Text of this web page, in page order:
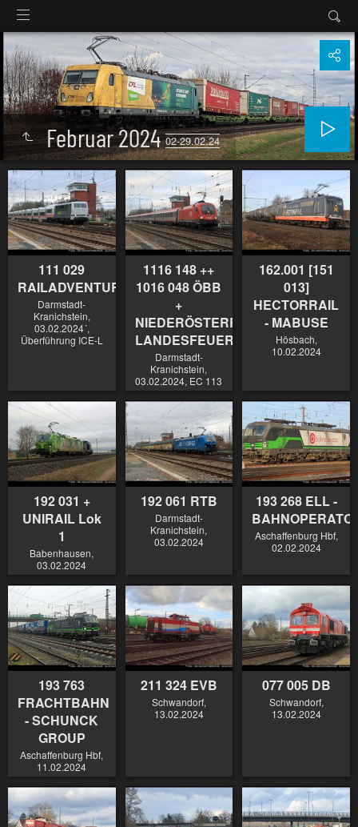
Februar 202402-29.02.24
111 029
RAILADVENTURE
Darmstadt-
Kranichstein,
03.02.2024´,
Überführung ICE-L
1116 148 ++
1016 048 ÖBB
+
NIEDERÖSTERREICHISCHER
LANDESFEUERWEHRVERBAND
Darmstadt-
Kranichstein,
03.02.2024, EC 113
162.001 [151
013]
HECTORRAIL
- MABUSE
Hösbach,
10.02.2024
192 031 +
UNIRAIL Lok
1
Babenhausen,
03.02.2024
192 061 RTB
Darmstadt-
Kranichstein,
03.02.2024
193 268 ELL -
Aschaffenburg Hbf,
02.02.2024
193 763
FRACHTBAHN
- SCHUNCK
GROUP
Aschaffenburg Hbf,
11.02.2024
211 324 EVB
Schwandorf,
13.02.2024
077 005 DB
Schwandorf,
13.02.2024